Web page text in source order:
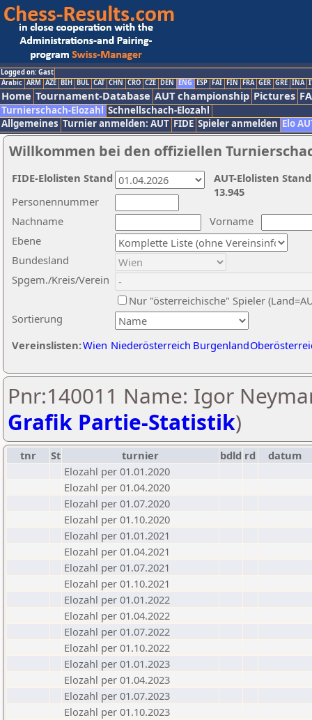
Logged on: Gast
Arabic ARM AZE BIH BUL CAT CHN CRO CZE DEN ENG ESP FAI FIN FRA GER GRE INA
Home Tournament-Database AUT championship Pictures
Turnierschach-Elozahl Schnellschach-Elozahl
Allgemeines Turnier anmelden: AUT FIDE Spieler anmelden Elo
Willkommen bei den offiziellen
Nachname
Vorname
Ebene
Sortierung
Personennummer
Bundesland
Spgem./Kreis/Verein
Nur "österreichische" Spieler
Vereinslisten:Wien Niederösterreich Burgenland
AUT-Elolisten
13.945
FIDE-Elolisten Stand
Pnr:140011 Name: Igor
Grafik Partie-Statistik)
tnr St turnier bdld rd
datum
Elozahl per 01.01.2020
Elozahl per 01.04.2020
Elozahl per 01.07.2020
Elozahl per 01.10.2020
Elozahl per 01.01.2021
Elozahl per 01.04.2021
Elozahl per 01.07.2021
Elozahl per 01.10.2021
Elozahl per 01.01.2022
Elozahl per 01.04.2022
Elozahl per 01.07.2022
Elozahl per 01.10.2022
Elozahl per 01.01.2023
Elozahl per 01.04.2023
Elozahl per 01.07.2023
Elozahl per 01.10.2023